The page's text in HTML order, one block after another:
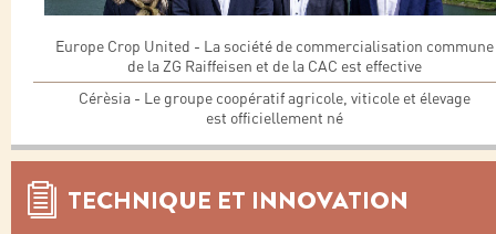
Europe Crop United - La société de commercialisation commune
de la ZG Raiffeisen et de la CAC est effective
Cérèsia - Le groupe coopératif agricole, viticole et élevage
est officiellement né
TECHNIQUE ET INNOVATION